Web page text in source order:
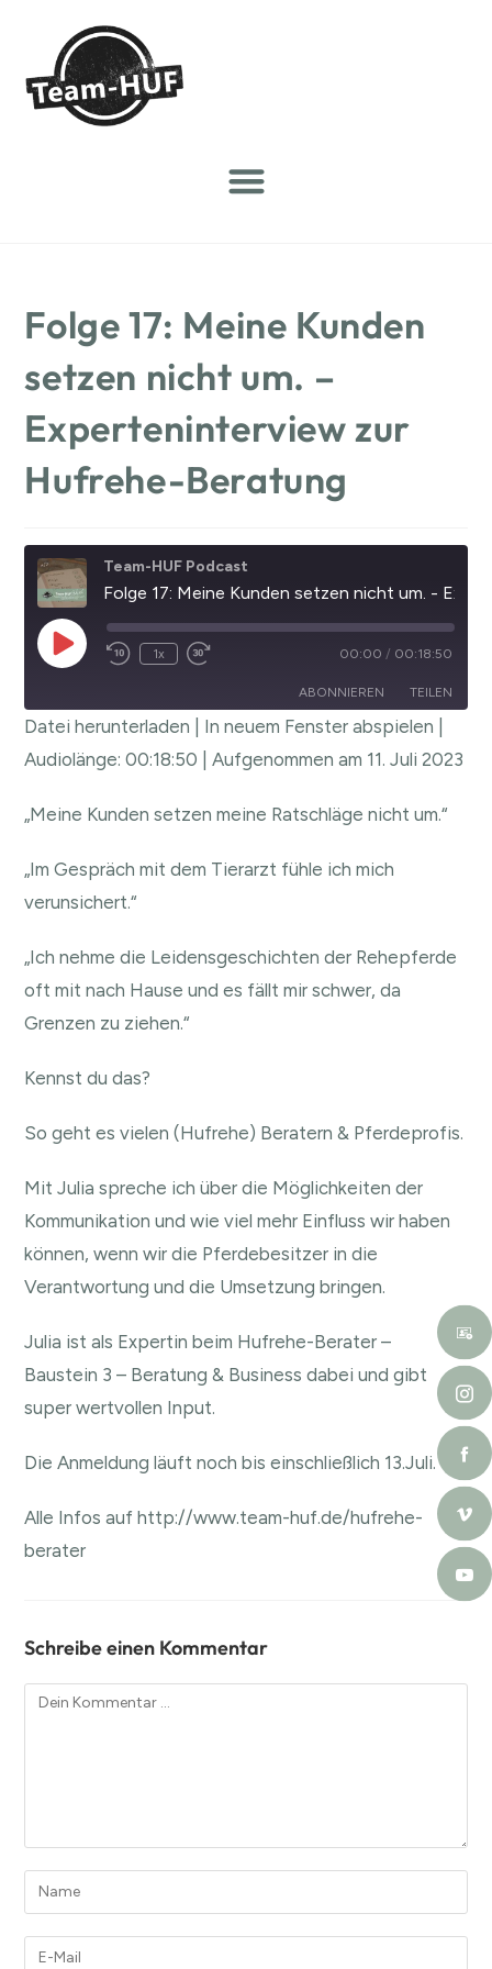
Folge 17: Meine Kunden
setzen nicht um. –
Experteninterview zur
Hufrehe-Beratung
Team-HUF Podcast
1x 00:00 / 00:18:50
ABONNIEREN TEILEN
RSS FEED
TEILEN
Datei herunterladen In neuem Fenster abspielen
Audiolänge: 00:18:50 |Aufgenommen am 11. Juli 2023
„Meine Kunden setzen meine Ratschläge nicht um.“
„Im Gespräch mit dem Tierarzt fühle ich mich
verunsichert.“
„Ich nehme die Leidensgeschichten der Rehepferde
oft mit nach Hause und es fällt mir schwer, da
Grenzen zu ziehen.“
Kennst du das?
So geht es vielen (Hufrehe) Beratern & Pferdeprofis.
Mit Julia spreche ich über die Möglichkeiten der
Kommunikation und wie viel mehr Einfluss wir haben
können, wenn wir die Pferdebesitzer in die
Verantwortung und die Umsetzung bringen.
Julia ist als Expertin beim Hufrehe-Berater –
Baustein 3 – Beratung & Business dabei und gibt
super wertvollen Input.
Die Anmeldung läuft noch bis einschließlich 13.Juli.
Alle Infos aufhttp://www.team-huf.de/hufrehe-
berater
Schreibe einen Kommentar